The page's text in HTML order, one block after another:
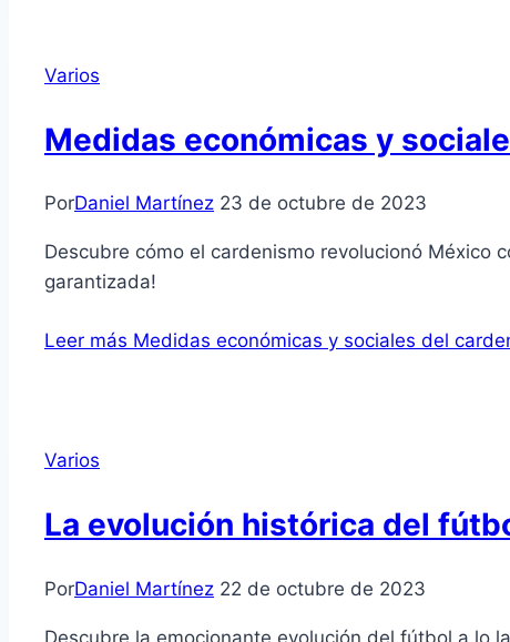
Varios
Medidas económicas y
PorDaniel Martínez 23 de octubre de 2023
Descubre cómo el cardenismo revolucionó México
garantizada!
Leer más Medidas económicas y sociales del
Varios
La evolución histórica del
PorDaniel Martínez 22 de octubre de 2023
Descubre la emocionante evolución del fútbol a lo